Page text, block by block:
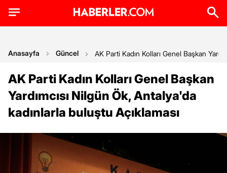
Anasayfa Güncel AK Parti Kadın Kolları Genel Başkan
AK Parti Kadın Kolları Genel Başkan
Yardımcısı Nilgün Ök, Antalya'da
kadınlarla buluştu Açıklaması